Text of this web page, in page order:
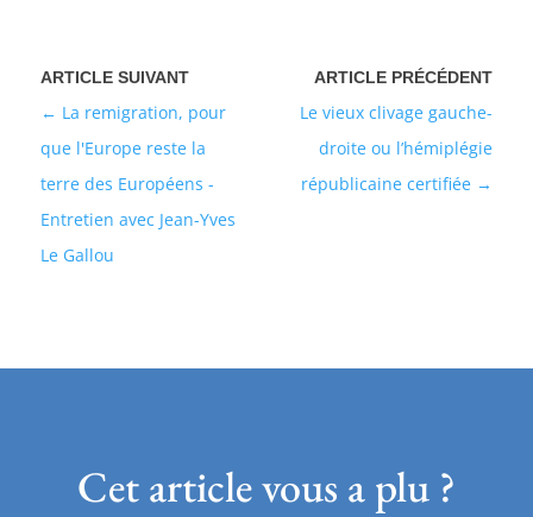
Le vieux clivage gauche-
droite ou l’hémiplégie
républicaine certifiée
La remigration, pour
que l'Europe reste la
terre des Européens -
Entretien avec Jean-Yves
Le Gallou
Cet article vous a plu ?